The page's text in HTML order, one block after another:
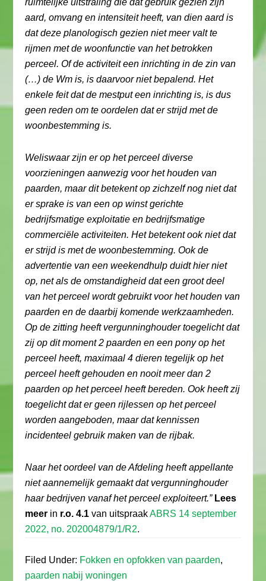
ruimtelijke uitstraling die dat gebruik gezien zijn
aard, omvang en intensiteit heeft, van dien aard is
dat deze planologisch gezien niet meer valt te
rijmen met de woonfunctie van het betrokken
perceel. Of de activiteit een inrichting in de zin van
(…) de Wm is, is daarvoor niet bepalend. Het
enkele feit dat de mestput een inrichting is, is dus
geen reden om te oordelen dat er strijd met de
woonbestemming is.
Weliswaar zijn er op het perceel diverse
voorzieningen aanwezig voor het houden van
paarden, maar dit betekent op zichzelf nog niet dat
er sprake is van een op winst gerichte
bedrijfsmatige exploitatie en bedrijfsmatige
commerciële activiteiten. Het betekent ook niet dat
er strijd is met de woonbestemming. Ook de
advertentie van een weekendhulp duidt hier niet
op, net als de omstandigheid dat een groot deel
van het perceel wordt gebruikt voor het houden van
paarden en de daarbij komende werkzaamheden.
Op de zitting heeft vergunninghouder toegelicht dat
zij op dit moment 2 paarden en een pony op het
perceel heeft, maximaal 4 dieren tegelijk op het
perceel heeft gehouden en nooit meer dan 2
paarden op het perceel heeft bereden. Ook heeft zij
toegelicht dat er geen rijlessen op het perceel
worden aangeboden, maar dat kennissen
incidenteel gebruik maken van de rijbak.
Naar het oordeel van de Afdeling heeft appellante
niet aannemelijk gemaakt dat vergunninghouder
haar bedrijven vanaf het perceel exploiteert.” Lees
meer in r.o. 4.1 van uitspraakABRS 14 september
2022, no. 202004879/1/R2.
Filed Under: Fokken en opfokken van paarden,
paarden nabij woningen